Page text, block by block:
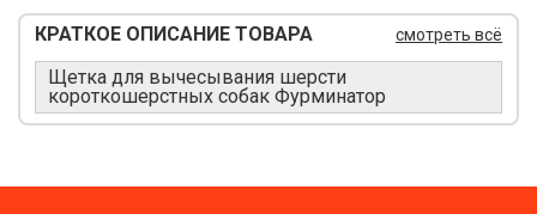
КРАТКОЕ ОПИСАНИЕ ТОВАРА смотреть всё
Щетка для вычесывания шерсти
короткошерстных собак Фурминатор